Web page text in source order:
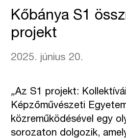
Kőbánya S1
projekt
2025. június 20.
„Az S1 projekt:
Képzőművészeti
közreműködésével egy
sorozaton dolgozik,